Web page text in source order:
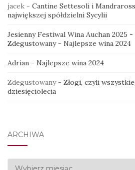
jacek - Cantine Settesoli i
największej spółdzielni Sycylii
Jesienny Festiwal Wina Auchan 2025
Zdegustowany- Najlepsze wina 2024
Adrian - Najlepsze wina 2024
Zdegustowany- Złogi, czyli
dziesięciolecia
ARCHIWA
Archiwa